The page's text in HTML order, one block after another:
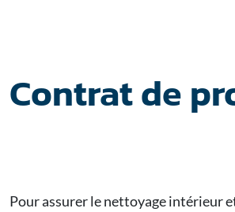
Contrat de
Pour assurer le nettoyage intérieur